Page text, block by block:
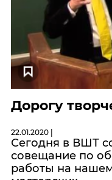
Дорогу
22.01.2020 |
Сегодня в ВШТ
совещание по
работы на нашем